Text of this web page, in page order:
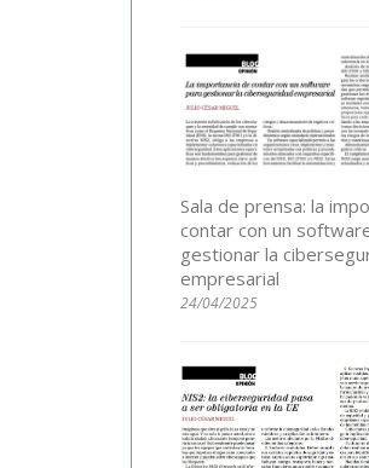
Sala de prensa: la
contar con un
gestionar la
empresarial
24/04/2025